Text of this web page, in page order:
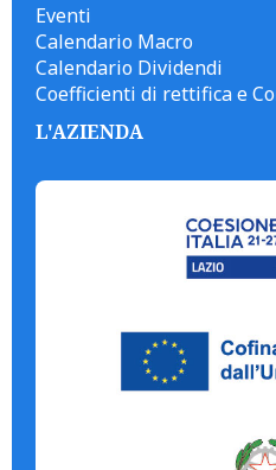
Eventi
Calendario Macro
Calendario Dividendi
Coefficienti di rettifica e
L'AZIENDA